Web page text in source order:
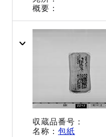
包紙